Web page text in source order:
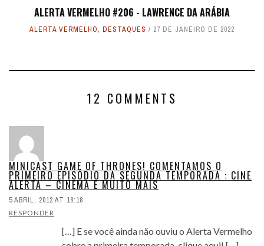
ALERTA VERMELHO #206 - LAWRENCE DA ARÁBIA
ALERTA VERMELHO, DESTAQUES 27 DE JANEIRO DE 2022
12 COMMENTS
MINICAST GAME OF THRONES! COMENTAMOS O
PRIMEIRO EPISÓDIO DA SEGUNDA TEMPORADA : CINE
ALERTA – CINEMA E MUITO MAIS
5 ABRIL, 2012 AT 18:18
RESPONDER
[…] E se você ainda não ouviu o Alerta Vermelho